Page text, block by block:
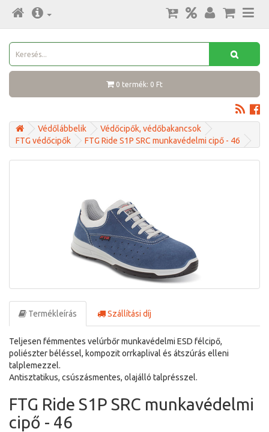
0 termék: 0 Ft
Védőlábbelik
Védőcipők, védőbakancsok
FTG védőcipők
FTG Ride S1P SRC munkavédelmi cipő - 46
Termékleírás Szállítási díj
Teljesen fémmentes velúrbőr munkavédelmi ESD félcipő,
poliészter béléssel, kompozit orrkaplival és átszúrás elleni
talplemezzel.
Antisztatikus, csúszásmentes, olajálló talprésszel.
FTG Ride S1P SRC munkavédelmi
cipő - 46